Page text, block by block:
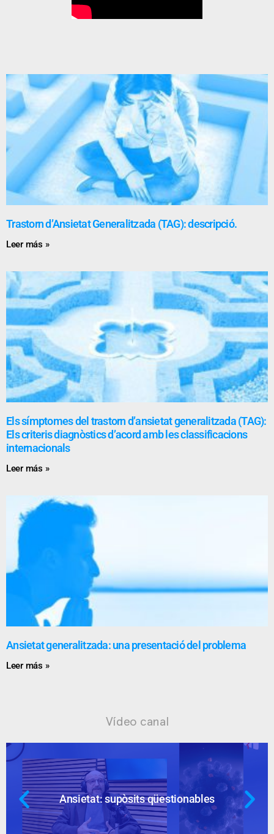
Trastorn d’Ansietat Generalitzada (TAG): descripció.
Leer más »
Els símptomes del trastorn d’ansietat generalitzada (TAG):
Els criteris diagnòstics d’acord amb les classificacions
internacionals
Leer más »
Ansietat generalitzada: una presentació del problema
Leer más »
Vídeo canal
Ansietat: supòsits qüestionables